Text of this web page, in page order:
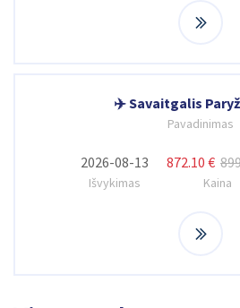
✈️ Savaitgalis
Pavadinimas
2026-08-13
Išvykimas
872.10 €
Kaina